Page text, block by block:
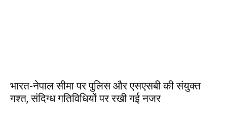
भारत-नेपाल सीमा पर पुलिस और एसएसबी की संयुक्त
गश्त, संदिग्ध गतिविधियों पर रखी गई नजर